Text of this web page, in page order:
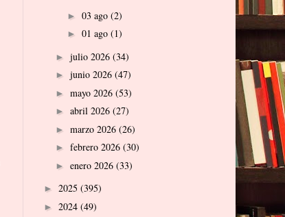
► 03 ago (2)
► 01 ago (1)
► julio 2026 (34)
► junio 2026 (47)
► mayo 2026 (53)
► abril 2026 (27)
► marzo 2026 (26)
► febrero 2026 (30)
► enero 2026 (33)
► 2025 (395)
► 2024 (49)